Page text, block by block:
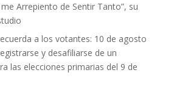
Arrepiento de Sentir Tanto”, su
a los votantes: 10 de agosto
y desafiliarse de un
las elecciones primarias del 9 de